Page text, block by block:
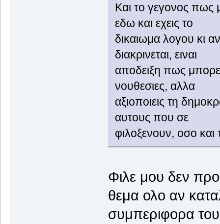
Και το γεγονος πως
εδω και εχεις το
δικαιωμα λογου κι
διακρινεται, ειναι
αποδειξη πως
νουθεσιες, αλλα
αξιοποιεις τη
αυτους που σε
φιλοξενουν, οσο και
Φιλε μου δεν
θεμα ολο αν
συμπεριφορα